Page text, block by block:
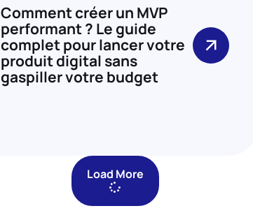
Comment créer un MVP
performant ? Le guide
complet pour lancer votre
produit digital sans
gaspiller votre budget
Load More